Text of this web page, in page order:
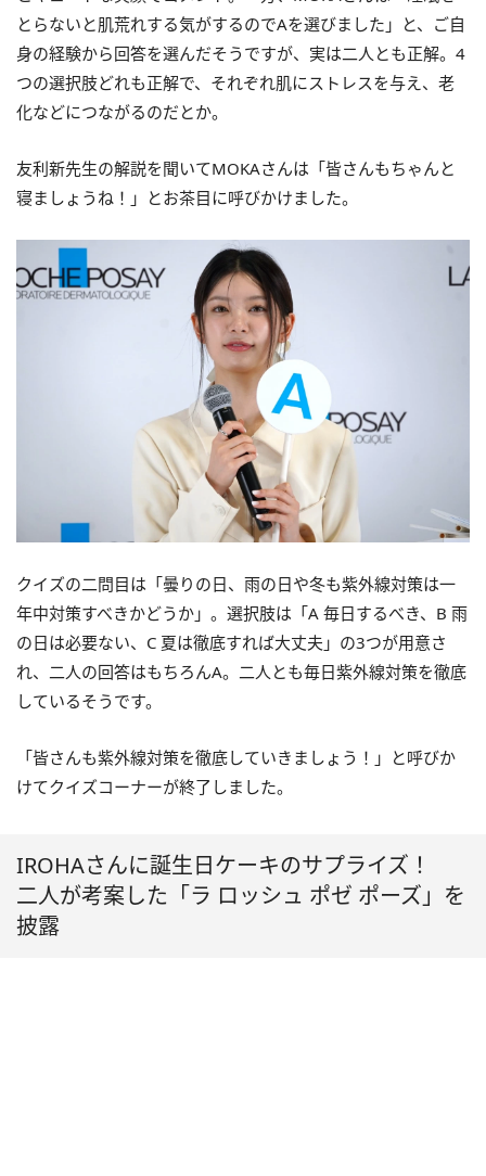
とらないと肌荒れする気がするのでAを選びました」と、ご自
身の経験から回答を選んだそうですが、実は二人とも正解。4
つの選択肢どれも正解で、それぞれ肌にストレスを与え、老
化などにつながるのだとか。
友利新先生の解説を聞いてMOKAさんは「皆さんもちゃんと
寝ましょうね！」とお茶目に呼びかけました。
クイズの二問目は「曇りの日、雨の日や冬も紫外線対策は一
年中対策すべきかどうか」。選択肢は「A 毎日するべき、B 雨
の日は必要ない、C 夏は徹底すれば大丈夫」の3つが用意さ
れ、二人の回答はもちろんA。二人とも毎日紫外線対策を徹底
しているそうです。
「皆さんも紫外線対策を徹底していきましょう！」と呼びか
けてクイズコーナーが終了しました。
IROHAさんに誕生日ケーキのサプライズ！
二人が考案した「ラ ロッシュ ポゼ ポーズ」を
披露